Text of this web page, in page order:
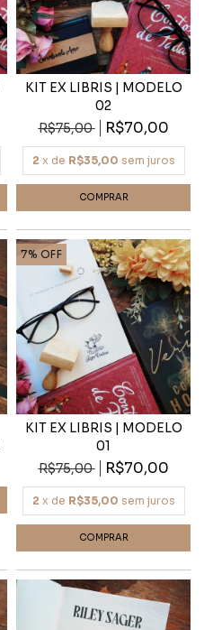
KIT EX LIBRIS | MODELO
02
R$75,00
R$70,00
2 x de R$35,00 sem juros
7% OFF
KIT EX LIBRIS | MODELO
01
R$75,00
R$70,00
2 x de R$35,00 sem juros